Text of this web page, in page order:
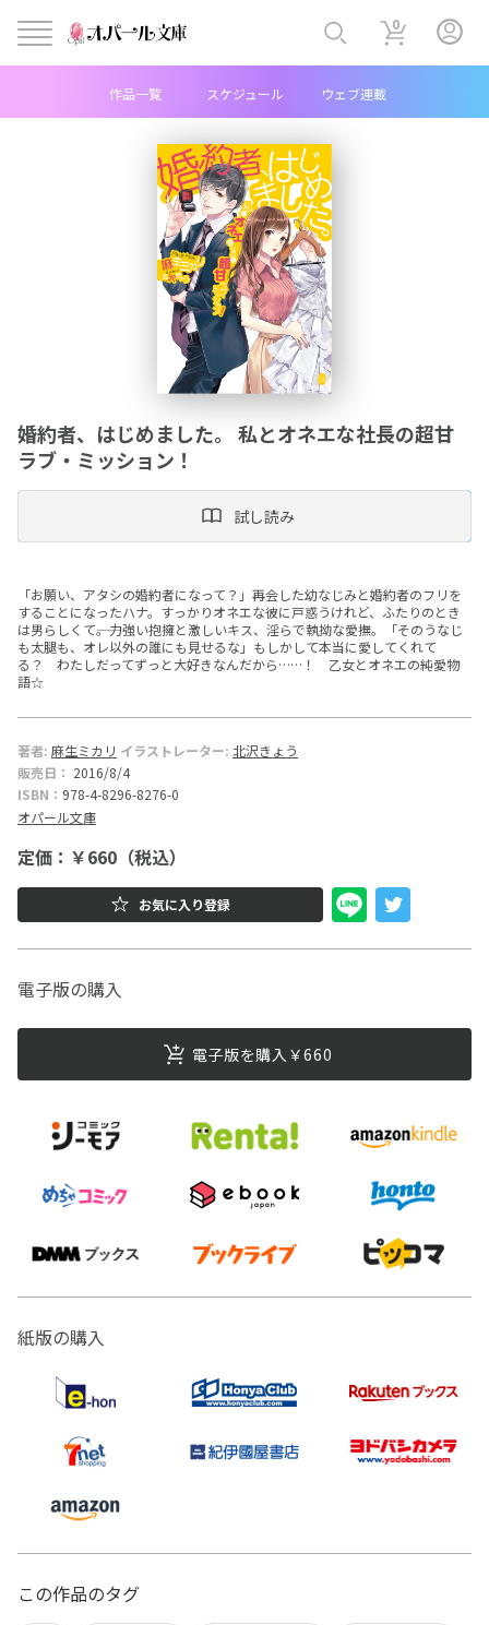
ニ
ュ
庫
作品一覧 スケジュール ウェブ連載
0
婚約者、はじめました。 私とオネエな社長の超甘
ラブ・ミッション！
試し読み
「お願い、アタシの婚約者になって？」再会した幼なじみと婚約者のフリを
することになったハナ。すっかりオネエな彼に戸惑うけれど、ふたりのとき
は男らしくて――。力強い抱擁と激しいキス、淫らで執拗な愛撫。「そのうなじ
も太腿も、オレ以外の誰にも見せるな」もしかして本当に愛してくれて
る？ わたしだってずっと大好きなんだから……！ 乙女とオネエの純愛物
語☆
著者: 麻生ミカリ イラストレーター: 北沢きょう
販売日： 2016/8/4
ISBN： 978-4-8296-8276-0
オパール文庫
定価：￥660（税込）
お気に入り登録
電子版の購入
電子版を購入￥660
紙版の購入
この作品のタグ